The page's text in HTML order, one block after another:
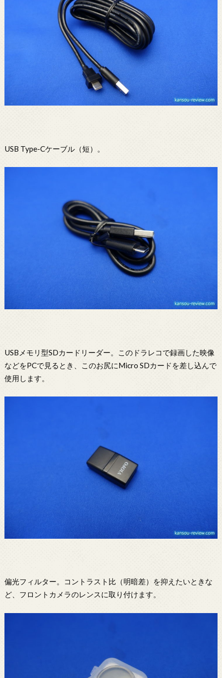
USB Type-Cケーブル（短）。
USBメモリ型SDカードリーダー。このドラレコで録画した映像
などをPCで見るとき、このお尻にMicro SDカードを差し込んで
使用します。
偏光フィルター。コントラスト比（明暗差）を抑えたいときな
ど、フロントカメラのレンスに取り付けます。